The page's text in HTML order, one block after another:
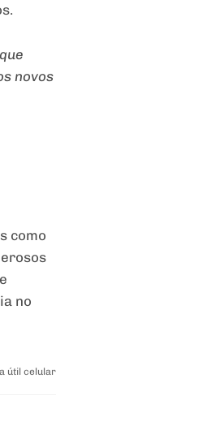
novos
como
no
útil celular